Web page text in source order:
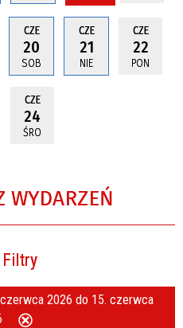
CZE
20
SOB
CZE
21
NIE
CZE
22
PON
CZE
24
ŚRO
WYDARZEŃ
Filtry
2026 do 15. czerwca